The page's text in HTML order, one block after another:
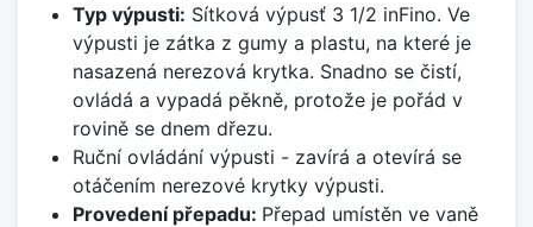
Typ výpusti: Sítková výpusť 3 1/2 inFino. Ve
výpusti je zátka z gumy a plastu, na které je
nasazená nerezová krytka. Snadno se čistí,
ovládá a vypadá pěkně, protože je pořád v
rovině se dnem dřezu.
Ruční ovládání výpusti - zavírá a otevírá se
otáčením nerezové krytky výpusti.
Provedení přepadu: Přepad umístěn ve vaně